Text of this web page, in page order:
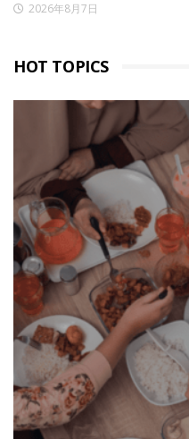
2026年8月7日
HOT TOPICS